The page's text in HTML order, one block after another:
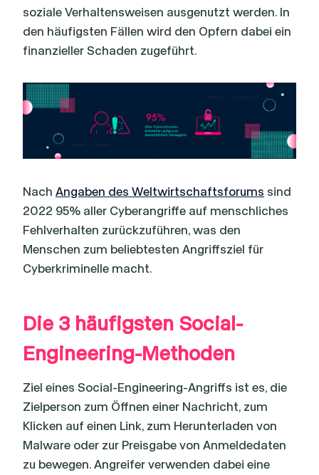
soziale Verhaltensweisen ausgenutzt werden. In
den häufigsten Fällen wird den Opfern dabei ein
finanzieller Schaden zugeführt.
Nach Angaben des Weltwirtschaftsforums sind
2022 95% aller Cyberangriffe auf menschliches
Fehlverhalten zurückzuführen, was den
Menschen zum beliebtesten Angriffsziel für
Cyberkriminelle macht.
Die 3 häufigsten Social-
Engineering-Methoden
Ziel eines Social-Engineering-Angriffs ist es, die
Zielperson zum Öffnen einer Nachricht, zum
Klicken auf einen Link, zum Herunterladen von
Malware oder zur Preisgabe von Anmeldedaten
zu bewegen. Angreifer verwenden dabei eine